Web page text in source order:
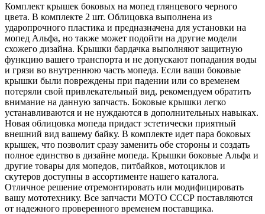
Комплект крышек боковых на мопед глянцевого черного
цвета. В комплекте 2 шт. Облицовка выполнена из
ударопрочного пластика и предназначена для установки на
мопед Альфа, но также может подойти на другие модели
схожего дизайна. Крышки бардачка выполняют защитную
функцию вашего транспорта и не допускают попадания воды
и грязи во внутреннюю часть мопеда. Если ваши боковые
крышки были повреждены при падении или со временем
потеряли свой привлекательный вид, рекомендуем обратить
внимание на данную запчасть. Боковые крышки легко
устанавливаются и не нуждаются в дополнительных навыках.
Новая облицовка мопеда придаст эстетически приятный
внешний вид вашему байку. В комплекте идет пара боковых
крышек, что позволит сразу заменить обе стороны и создать
полное единство в дизайне мопеда. Крышки боковые Альфа и
другие товары для мопедов, питбайков, мотоциклов и
скутеров доступны в ассортименте нашего каталога.
Отличное решение отремонтировать или модифицировать
вашу мототехнику. Все запчасти МОТО СССР поставляются
от надежного проверенного временем поставщика.